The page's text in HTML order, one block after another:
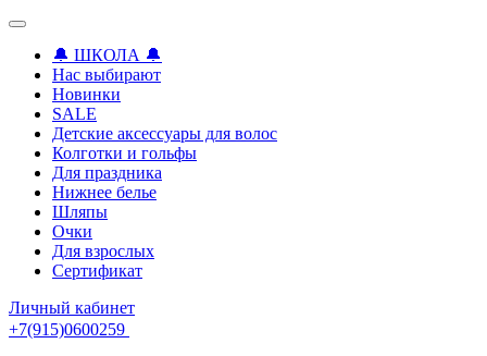
🔔 ШКОЛА 🔔
Нас выбирают
Новинки
SALE
Детские аксессуары для волоc
Колготки и гольфы
Для праздника
Нижнее белье
Шляпы
Очки
Для взрослых
Сертификат
Личный кабинет
+7(915)0600259